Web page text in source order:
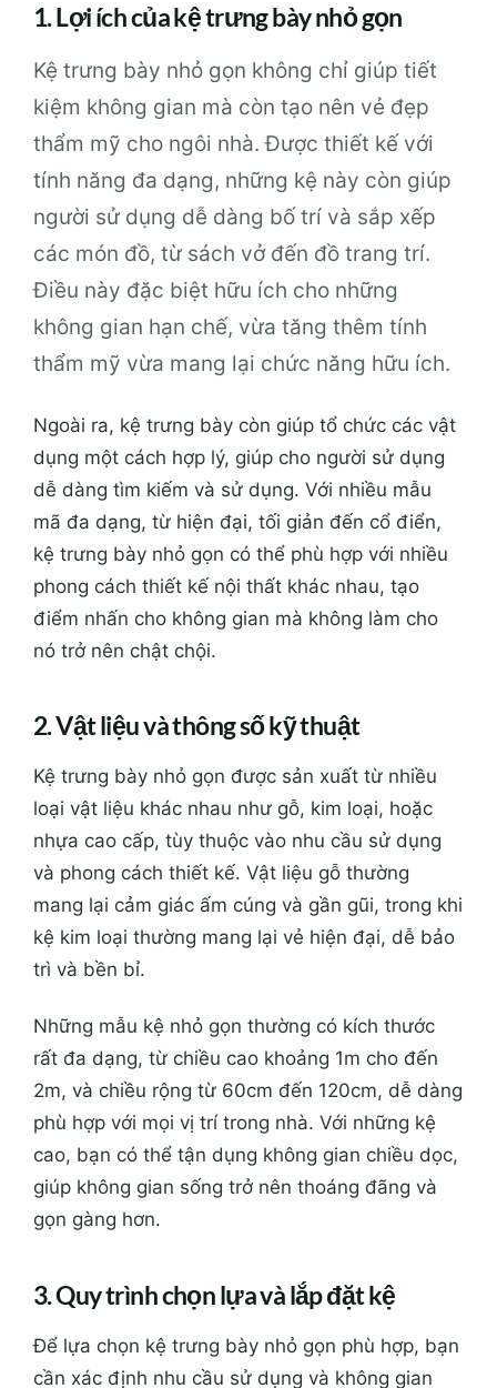
1. Lợi ích của kệ trưng bày nhỏ gọn
Kệ trưng bày nhỏ gọn không chỉ giúp tiết
kiệm không gian mà còn tạo nên vẻ đẹp
thẩm mỹ cho ngôi nhà. Được thiết kế với
tính năng đa dạng, những kệ này còn giúp
người sử dụng dễ dàng bố trí và sắp xếp
các món đồ, từ sách vở đến đồ trang trí.
Điều này đặc biệt hữu ích cho những
không gian hạn chế, vừa tăng thêm tính
thẩm mỹ vừa mang lại chức năng hữu ích.
Ngoài ra, kệ trưng bày còn giúp tổ chức các vật
dụng một cách hợp lý, giúp cho người sử dụng
dễ dàng tìm kiếm và sử dụng. Với nhiều mẫu
mã đa dạng, từ hiện đại, tối giản đến cổ điển,
kệ trưng bày nhỏ gọn có thể phù hợp với nhiều
phong cách thiết kế nội thất khác nhau, tạo
điểm nhấn cho không gian mà không làm cho
nó trở nên chật chội.
2. Vật liệu và thông số kỹ thuật
Kệ trưng bày nhỏ gọn được sản xuất từ nhiều
loại vật liệu khác nhau như gỗ, kim loại, hoặc
nhựa cao cấp, tùy thuộc vào nhu cầu sử dụng
và phong cách thiết kế. Vật liệu gỗ thường
mang lại cảm giác ấm cúng và gần gũi, trong khi
kệ kim loại thường mang lại vẻ hiện đại, dễ bảo
trì và bền bỉ.
Những mẫu kệ nhỏ gọn thường có kích thước
rất đa dạng, từ chiều cao khoảng 1m cho đến
2m, và chiều rộng từ 60cm đến 120cm, dễ dàng
phù hợp với mọi vị trí trong nhà. Với những kệ
cao, bạn có thể tận dụng không gian chiều dọc,
giúp không gian sống trở nên thoáng đãng và
gọn gàng hơn.
3. Quy trình chọn lựa và lắp đặt kệ
Để lựa chọn kệ trưng bày nhỏ gọn phù hợp, bạn
cần xác định nhu cầu sử dụng và không gian